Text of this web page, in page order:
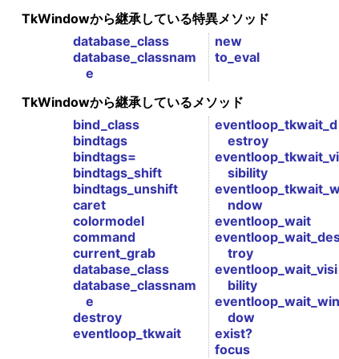
TkWindowから継承している特異メソッド
database_class
database_classnam
e
new
to_eval
TkWindowから継承しているメソッド
bind_class
bindtags
bindtags=
bindtags_shift
bindtags_unshift
caret
colormodel
command
current_grab
database_class
database_classnam
e
destroy
eventloop_tkwait
eventloop_tkwait_d
estroy
eventloop_tkwait_vi
sibility
ndow
eventloop_wait
troy
eventloop_wait_visi
bility
eventloop_wait_win
dow
exist?
focus